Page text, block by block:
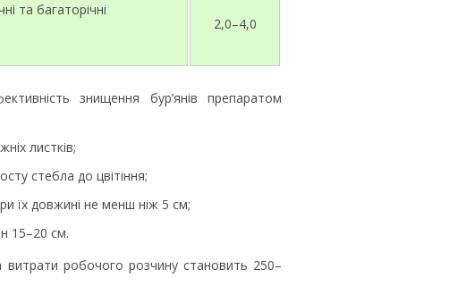
та багаторічні
2,0–4,0
знищення бур’янів препаратом
листків;
стебла до цвітіння;
їх довжині не менш ніж 5 см;
15–20 см.
витрати робочого розчину становить 250–